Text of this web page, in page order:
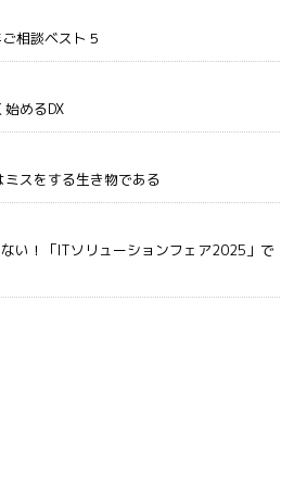
相談ベスト５
めるDX
スをする生き物である
い！「ITソリューションフェア2025」で